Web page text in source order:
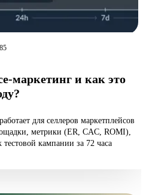
маркетинг и как это
для селлеров маркетплейсов
метрики (ER, CAC, ROMI),
кампании за 72 часа